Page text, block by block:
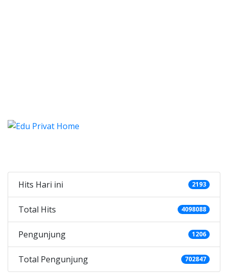
Hits Hari ini 2193
Total Hits 4098088
Pengunjung 1206
Total Pengunjung 702847